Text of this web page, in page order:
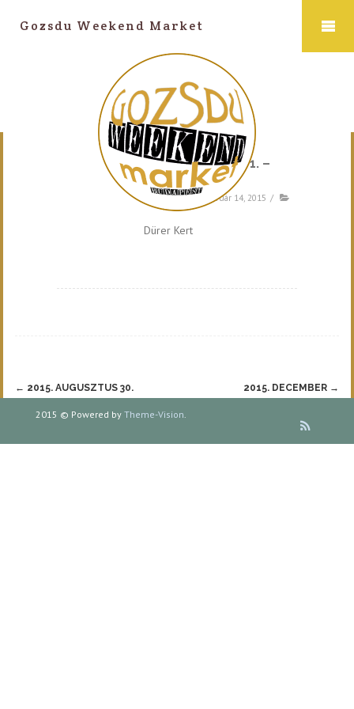
Gozsdu Weekend Market
2015. november 1. –
2016. április
admin / február 14, 2015 /
Dürer Kert
Post
navigation
← 2015. AUGUSZTUS 30. 2015. DECEMBER →
2015 © Powered by Theme-Vision.